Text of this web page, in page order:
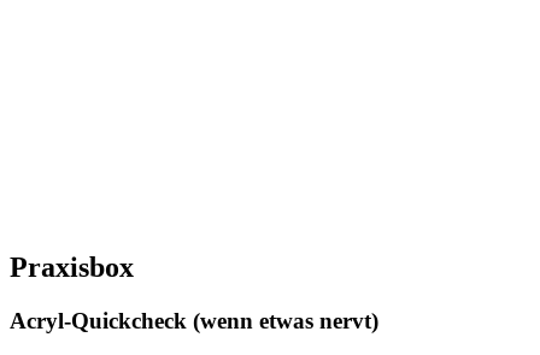
Praxisbox
Acryl-Quickcheck (wenn etwas nervt)